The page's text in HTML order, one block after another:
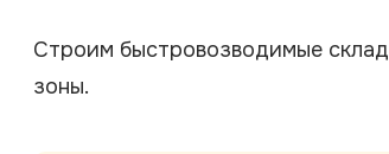
Строим быстровозводимые
зоны.